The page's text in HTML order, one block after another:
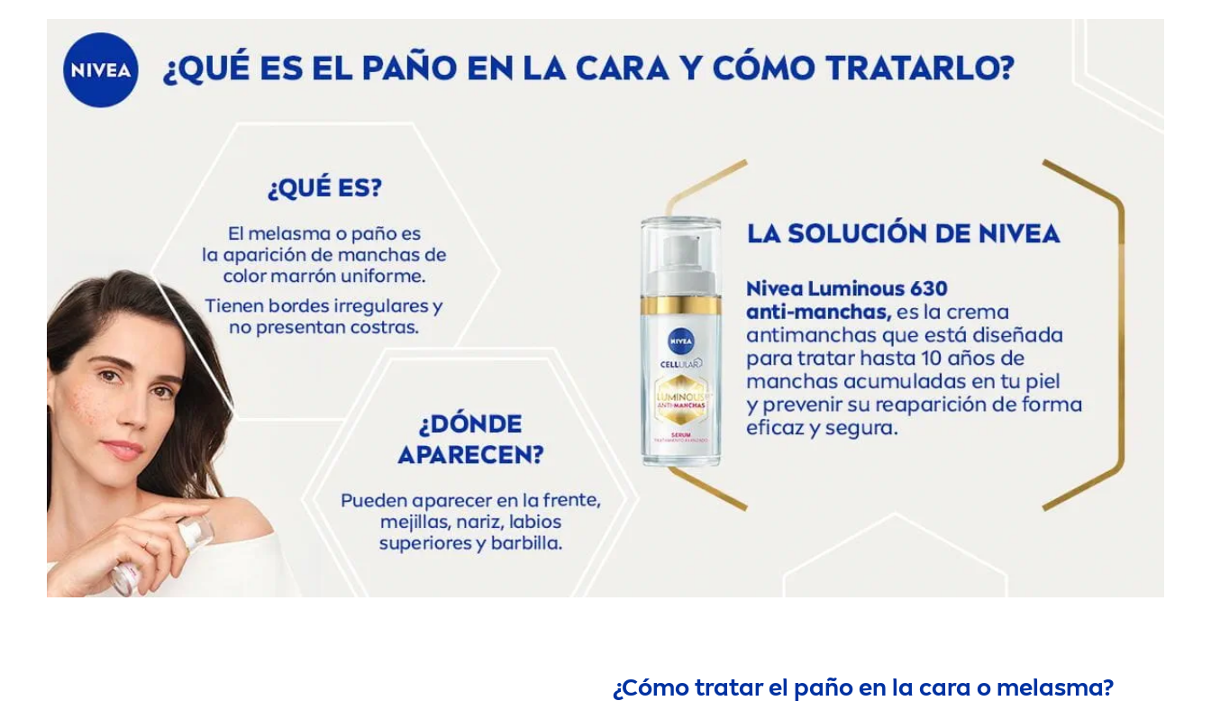
¿Cómo tratar el paño en la cara o melasma?